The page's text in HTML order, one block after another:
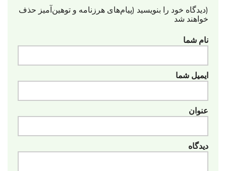
(دیدگاه خود را بنویسید (پیام‌های هرزنامه‌ و توهین‌آمیز حذف
خواهند شد
نام شما
ایمیل شما
عنوان
دیدگاه